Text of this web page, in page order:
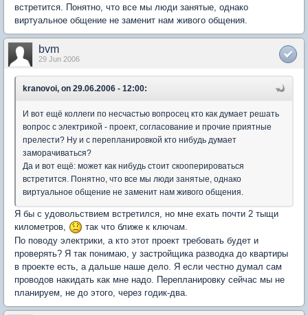
встретится. Понятно, что все мы люди занятые, однако
виртуальное общение не заменит нам живого общения.
bvm
29 Jun 2006
kranovoi, on 29.06.2006 - 12:00:
И вот ещё коллеги по несчастью вопросец кто как думает решать
вопрос с электрикой - проект, согласование и прочие приятные
прелести? Ну и с перепланировкой кто нибудь думает
заморачиваться?
Да и вот ещё: может как нибудь стоит скооперироваться
встретится. Понятно, что все мы люди занятые, однако
виртуальное общение не заменит нам живого общения.
Я бы с удовольствием встретился, но мне ехать почти 2 тыщи
километров,
так что ближе к ключам.
По поводу электрики, а кто этот проект требовать будет и
проверять? Я так понимаю, у застройщика разводка до квартиры
в проекте есть, а дальше наше дело. Я если честно думал сам
проводов накидать как мне надо. Перепланировку сейчас мы не
планируем, не до этого, через годик-два.